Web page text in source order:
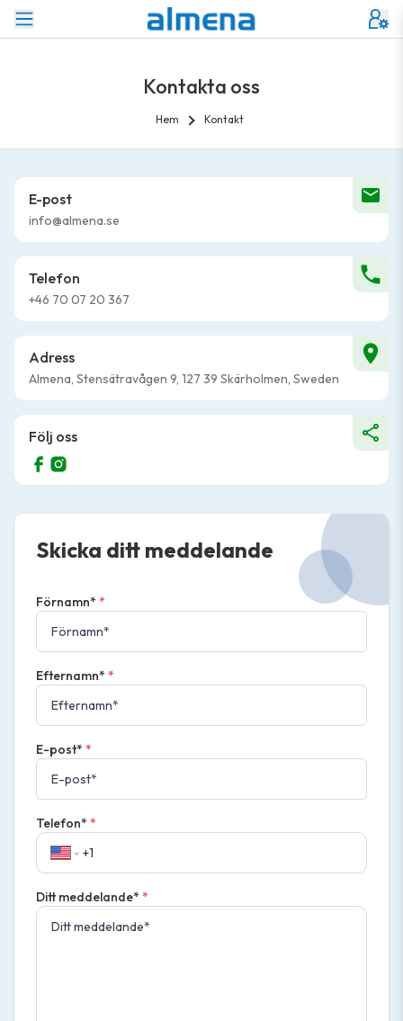
Kontakta oss
Hem Kontakt
E-post
info@almena.se
Telefon
+46 70 07 20 367
Adress
Almena, Stensätravågen 9, 127 39 Skärholmen, Sweden
Följ oss
Skicka ditt meddelande
Förnamn* *
Efternamn* *
E-post* *
Telefon* *
Ditt meddelande* *